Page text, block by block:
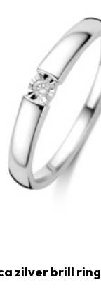
zilver brill ring